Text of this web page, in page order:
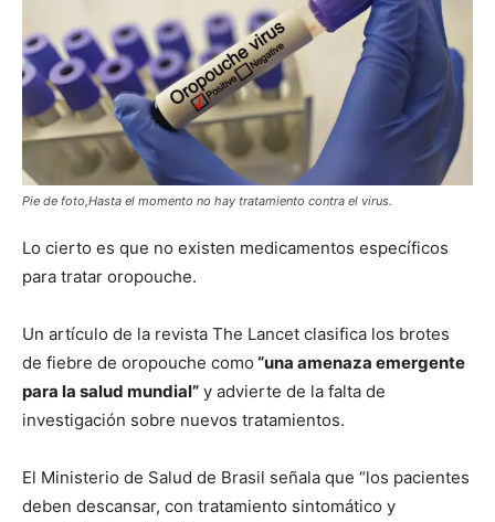
Pie de foto,Hasta el momento no hay tratamiento contra el virus.
Lo cierto es que no existen medicamentos específicos
para tratar oropouche.
Un artículo de la revista The Lancet clasifica los brotes
de fiebre de oropouche como “una amenaza emergente
para la salud mundial” y advierte de la falta de
investigación sobre nuevos tratamientos.
El Ministerio de Salud de Brasil señala que “los pacientes
deben descansar, con tratamiento sintomático y